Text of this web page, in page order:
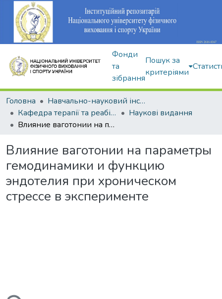
Фонди
та
зібрання
Пошук за
критеріями
Головна
Навчально-науковий інститут здоров'я, реабілітації та фізичного виховання
Кафедра терапії та реабілітації
Наукові видання
Влияние ваготонии на параметры гемодинамики и функцию эндотелия при хроническом стрессе в эксперименте
Влияние ваготонии на параметры
гемодинамики и функцию
эндотелия при хроническом
стрессе в эксперименте